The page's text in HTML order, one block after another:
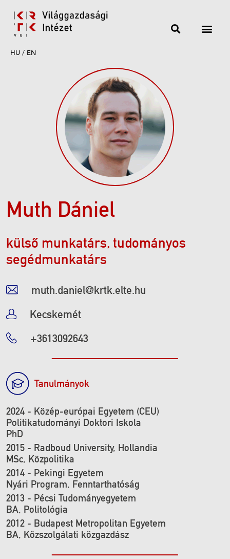
HU / EN
Muth Dániel
külső munkatárs, tudományos
segédmunkatárs
muth.daniel@krtk.elte.hu
Kecskemét
+3613092643
Tanulmányok
2024 - Közép-európai Egyetem (CEU)
Politikatudományi Doktori Iskola
PhD
2015 - Radboud University, Hollandia
MSc, Közpolitika
2014 - Pekingi Egyetem
Nyári Program, Fenntarthatóság
2013 - Pécsi Tudományegyetem
BA, Politológia
2012 - Budapest Metropolitan Egyetem
BA, Közszolgálati közgazdász